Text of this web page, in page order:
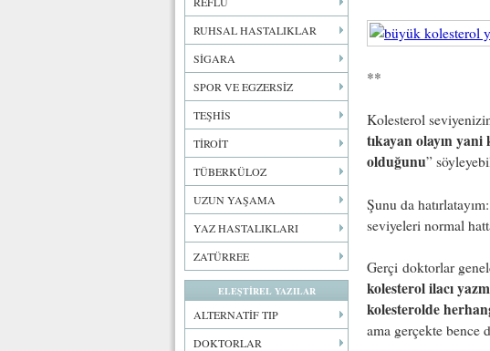
RUHSAL HASTALIKLAR
SİGARA
SPOR VE EGZERSİZ
TEŞHİS
TİROİT
TÜBERKÜLOZ
UZUN YAŞAMA
YAZ HASTALIKLARI
ZATÜRREE
ELEŞTİREL YAZILAR
ALTERNATİF TIP
DOKTORLAR
**
Kolesterol
tıkayan olayın
olduğunu”
Şunu da
seviyeleri normal
Gerçi doktorlar
kolesterol ilacı
kolesterolde
ama gerçekte bence